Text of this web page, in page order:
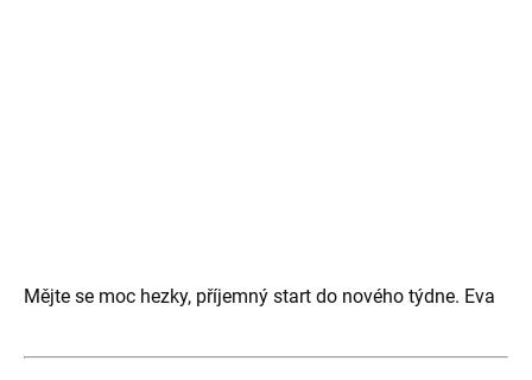
Mějte se moc hezky, příjemný start do nového týdne. Eva